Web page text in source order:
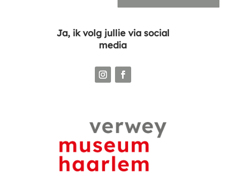
Ja, ik volg jullie via social
media